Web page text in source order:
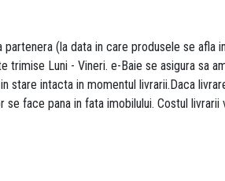
(la data in care produsele se
Luni - Vineri. e-Baie se asigura sa
intacta in momentul livrarii.Daca
face pana in fata imobilului. Costul